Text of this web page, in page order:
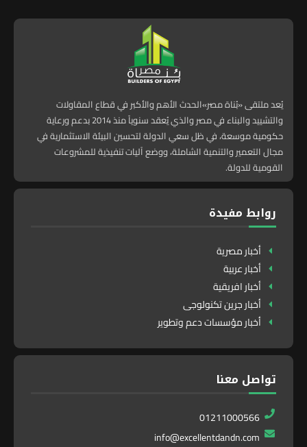
يُعد ملتقى «بُناة مصر»الحدث الأهم والأكبر في قطاع المقاولات
والتشييد والبناء في مصر والذي يُعقد سنوياً منذ 2014 بدعم ورعاية
حكومية موسعة، في ظل سعي الدولة لتحسين البيئة الاستثمارية في
مجال التعمير والتنمية الشاملة، ووضع آليات تنفيذية للمشروعات
القومية للدولة.
روابط مفيدة
أخبار مصرية
أخبار عربية
أخبار افريقية
أخبار جرين تكنولوجى
أخبار مؤسسات دعم وتطوير
تواصل معنا
01211000566
info@excellentdandn.com